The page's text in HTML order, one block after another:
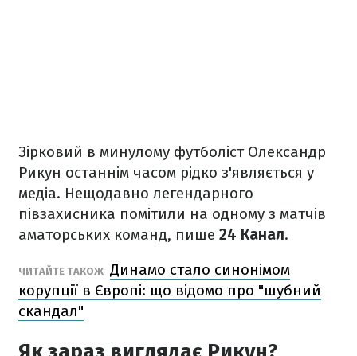
Зірковий в минулому футболіст Олександр
Рикун останнім часом рідко з'являється у
медіа. Нещодавно легендарного
півзахисника помітили на одному з матчів
аматорських команд, пише 24 Канал.
ЧИТАЙТЕ ТАКОЖ Динамо стало синонімом
корупції в Європі: що відомо про "шубний
скандал"